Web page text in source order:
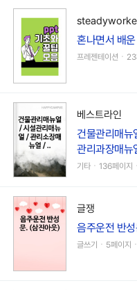
혼나면서 배
프레젠테이션ㆍ23
베스트라인
건물관리매뉴
관리과장매뉴
기타ㆍ136페이지ㆍ
글쟁
음주운전 반
글쓰기ㆍ5페이지ㆍ